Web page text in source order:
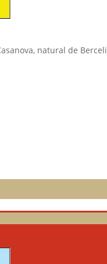
natural de Berceli